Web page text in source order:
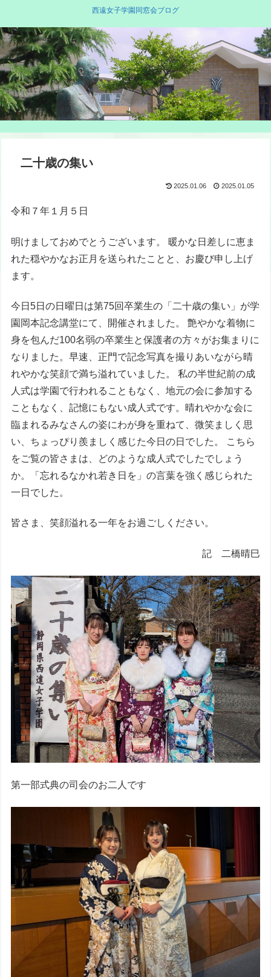
西遠女子学園同窓会ブログ
二十歳の集い
2025.01.06 2025.01.05
令和７年１月５日
明けましておめでとうございます。 暖かな日差しに恵ま
れた穏やかなお正月を送られたことと、お慶び申し上げ
ます。
今日5日の日曜日は第75回卒業生の「二十歳の集い」が学
園岡本記念講堂にて、開催されました。 艶やかな着物に
身を包んだ100名弱の卒業生と保護者の方々がお集まりに
なりました。早速、正門で記念写真を撮りあいながら晴
れやかな笑顔で満ち溢れていました。 私の半世紀前の成
人式は学園で行われることもなく、地元の会に参加する
こともなく、記憶にもない成人式です。晴れやかな会に
臨まれるみなさんの姿にわが身を重ねて、微笑ましく思
い、ちょっぴり羨ましく感じた今日の日でした。 こちら
をご覧の皆さまは、どのような成人式でしたでしょう
か。「忘れるなかれ若き日を」の言葉を強く感じられた
一日でした。
皆さま、笑顔溢れる一年をお過ごしください。
記 二橋晴巳
第一部式典の司会のお二人です